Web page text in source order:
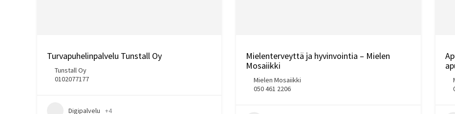
Turvapuhelinpalvelu Tunstall Oy
Tunstall Oy
0102077177
Digipalvelu +4
Mielenterveyttä ja hyvinvointia – Mielen
Mosaiikki
Mielen Mosaiikki
050 461 2206